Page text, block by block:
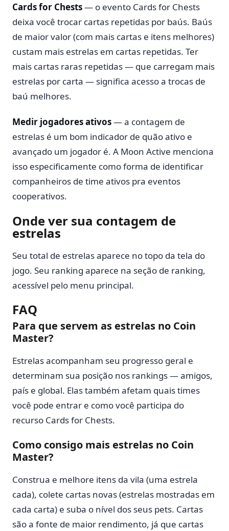
Cards for Chests— o evento Cards for Chests
deixa você trocar cartas repetidas por baús. Baús
de maior valor (com mais cartas e itens melhores)
custam mais estrelas em cartas repetidas. Ter
mais cartas raras repetidas — que carregam mais
estrelas por carta — significa acesso a trocas de
baú melhores.
Medir jogadores ativos— a contagem de
estrelas é um bom indicador de quão ativo e
avançado um jogador é. A Moon Active menciona
isso especificamente como forma de identificar
companheiros de time ativos pra eventos
cooperativos.
Onde ver sua contagem de
estrelas
Seu total de estrelas aparece no topo da tela do
jogo. Seu ranking aparece na seção de ranking,
acessível pelo menu principal.
FAQ
Para que servem as estrelas no Coin
Master?
Estrelas acompanham seu progresso geral e
determinam sua posição nos rankings — amigos,
país e global. Elas também afetam quais times
você pode entrar e como você participa do
recurso Cards for Chests.
Como consigo mais estrelas no Coin
Master?
Construa e melhore itens da vila (uma estrela
cada), colete cartas novas (estrelas mostradas em
cada carta) e suba o nível dos seus pets. Cartas
são a fonte de maior rendimento, já que cartas